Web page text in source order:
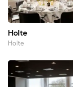
Holte
Holte
Kellers Park